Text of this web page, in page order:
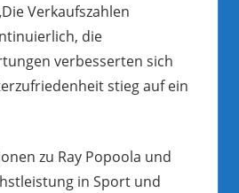
Verkaufszahlen
die
verbesserten sich
stieg auf ein
zu Ray Popoola und
in Sport und